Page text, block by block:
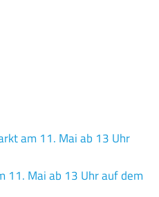
am 11. Mai ab 13 Uhr
11. Mai ab 13 Uhr auf dem